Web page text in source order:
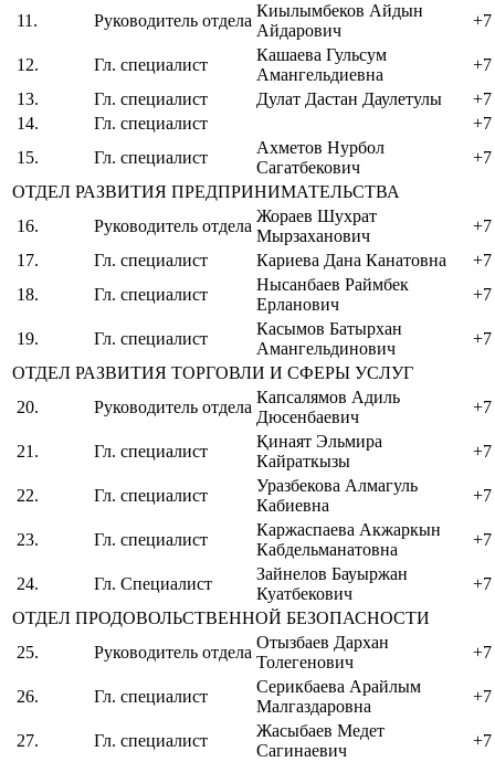
11. Руководитель отдела
Киылымбеков Айдын
Айдарович
+7
12. Гл. специалист
Кашаева Гульсум
Амангельдиевна
+7
13.
Гл. специалист Дулат Дастан Даулетулы
+7
14.
Гл. специалист
+7
15.
Гл. специалист
Ахметов Нурбол
Сагатбекович
+7
ОТДЕЛ РАЗВИТИЯ ПРЕДПРИНИМАТЕЛЬСТВА
16.
Руководитель отдела
Жораев Шухрат
Мырзаханович
+7
17.
Гл. специалист Кариева Дана Канатовна
+7
18.
Гл. специалист
Нысанбаев Раймбек
Ерланович
+7
19. Гл. специалист
Касымов Батырхан
Амангельдинович
+7
ОТДЕЛ РАЗВИТИЯ ТОРГОВЛИ И СФЕРЫ УСЛУГ
20.
Руководитель отдела
Капсалямов Адиль
Дюсенбаевич
+7
21. Гл. cпециалист
Қинаят Эльмира
Кайраткызы
+7
22. Гл. специалист
Уразбекова Алмагуль
Кабиевна
+7
23. Гл. специалист
Каржаспаева Акжаркын
Кабдельманатовна
+7
24. Гл. Специалист
Зайнелов Бауыржан
Куатбекович
+7
ОТДЕЛ ПРОДОВОЛЬСТВЕННОЙ БЕЗОПАСНОСТИ
25.
Руководитель отдела
Отызбаев Дархан
Толегенович
+7
26. Гл. специалист
Серикбаева Арайлым
Малгаздаровна
+7
27. Гл. специалист
Жасыбаев Медет
Сагинаевич
+7